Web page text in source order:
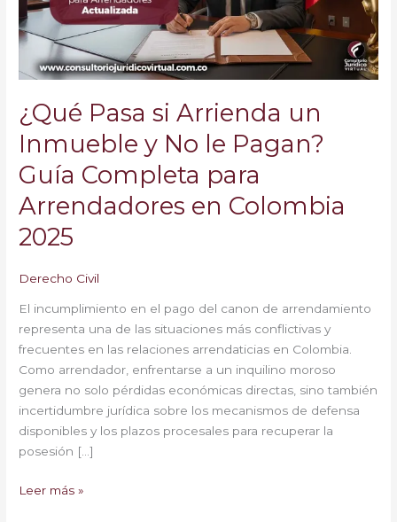
¿Qué Pasa si Arrienda un
Inmueble y No le Pagan?
Guía Completa para
Arrendadores en Colombia
2025
Derecho Civil
El incumplimiento en el pago del canon de arrendamiento
representa una de las situaciones más conflictivas y
frecuentes en las relaciones arrendaticias en Colombia.
Como arrendador, enfrentarse a un inquilino moroso
genera no solo pérdidas económicas directas, sino también
incertidumbre jurídica sobre los mecanismos de defensa
disponibles y los plazos procesales para recuperar la
posesión […]
No
le
Pagan?
Completa
para
Arrendadores
en
2025
Leer más »